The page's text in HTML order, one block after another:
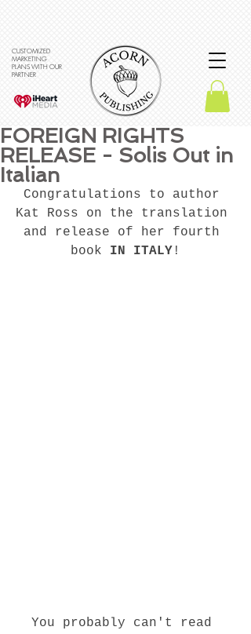
CUSTOMIZED
MARKETING
PLANS WITH OUR
PARTNER
FOREIGN RIGHTS
RELEASE - Solis Out in
Italian
Congratulations to author
Kat Ross on the translation
and release of her fourth
book IN ITALY !
You probably can't read